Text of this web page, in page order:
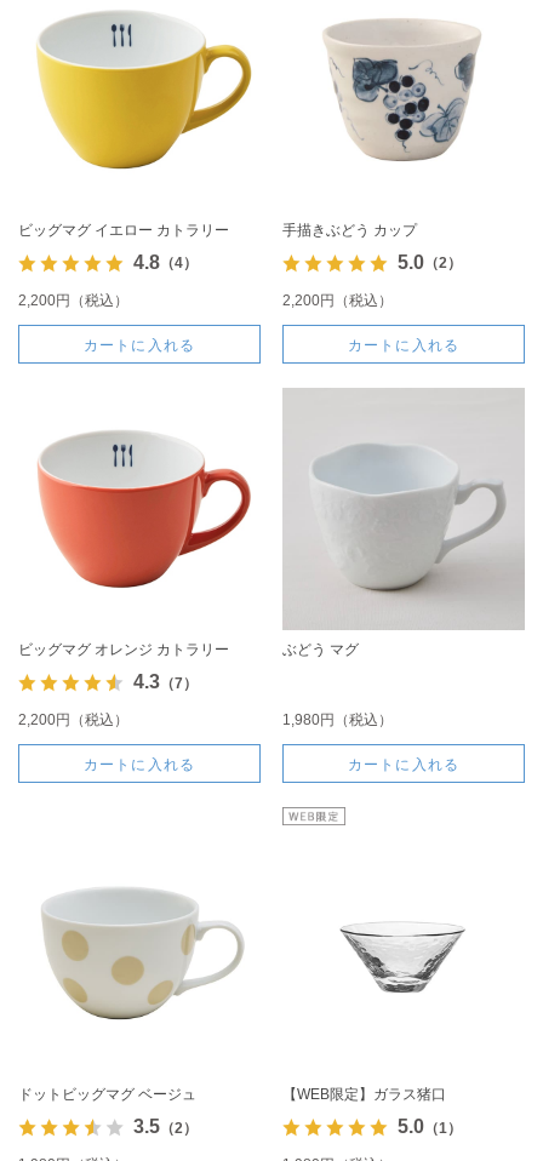
ビッグマグ イエロー カトラリー
4.8（4）
2,200円（税込）
カートに入れる
手描きぶどう カップ
5.0（2）
2,200円（税込）
カートに入れる
ビッグマグ オレンジ カトラリー
4.3（7）
2,200円（税込）
カートに入れる
ぶどう マグ
1,980円（税込）
カートに入れる
ドットビッグマグ ベージュ
3.5（2）
【WEB限定】ガラス猪口
5.0（1）